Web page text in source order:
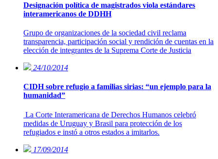
Designación política de magistrados viola estándares
interamericanos de DDHH
Grupo de organizaciones de la sociedad civil reclama
transparencia, participación social y rendición de cuentas en la
elección de integrantes de la Suprema Corte de Justicia
24/10/2014
CIDH sobre refugio a familias sirias: “un ejemplo para la
humanidad”
La Corte Interamericana de Derechos Humanos celebró
medidas de Uruguay y Brasil para protección de los
refugiados e instó a otros estados a imitarlos.
17/09/2014